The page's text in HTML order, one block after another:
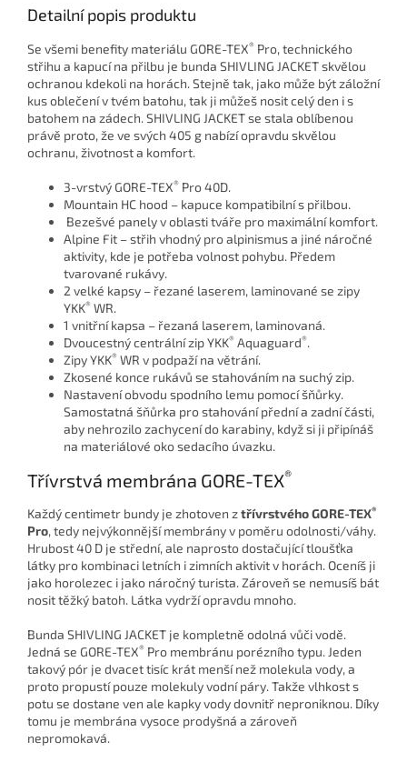
Detailní popis produktu
Se všemi benefity materiálu GORE-TEX® Pro, technického
střihu a kapucí na přilbu je bunda SHIVLING JACKET skvělou
ochranou kdekoli na horách. Stejně tak, jako může být záložní
kus oblečení v tvém batohu, tak ji můžeš nosit celý den i s
batohem na zádech. SHIVLING JACKET se stala oblíbenou
právě proto, že ve svých 405 g nabízí opravdu skvělou
ochranu, životnost a komfort.
3-vrstvý GORE-TEX® Pro 40D.
Mountain HC hood – kapuce kompatibilní s přilbou.
Bezešvé panely v oblasti tváře pro maximální komfort.
Alpine Fit – střih vhodný pro alpinismus a jiné náročné
aktivity, kde je potřeba volnost pohybu. Předem
tvarované rukávy.
2 velké kapsy – řezané laserem, laminované se zipy
YKK® WR.
1 vnitřní kapsa – řezaná laserem, laminovaná.
Dvoucestný centrální zip YKK® Aquaguard®.
Zipy YKK® WR v podpaží na větrání.
Zkosené konce rukávů se stahováním na suchý zip.
Nastavení obvodu spodního lemu pomocí šňůrky.
Samostatná šňůrka pro stahování přední a zadní části,
aby nehrozilo zachycení do karabiny, když si ji připínáš
na materiálové oko sedacího úvazku.
Třívrstvá membrána GORE-TEX®
Každý centimetr bundy je zhotoven ztřívrstvého GORE-TEX®
Pro, tedy nejvýkonnější membrány v poměru odolnosti/váhy.
Hrubost 40 D je střední, ale naprosto dostačující tloušťka
látky pro kombinaci letních i zimních aktivit v horách. Oceníš ji
jako horolezec i jako náročný turista. Zároveň se nemusíš bát
nosit těžký batoh. Látka vydrží opravdu mnoho.
Bunda SHIVLING JACKET je kompletně odolná vůči vodě.
Jedná se GORE-TEX® Pro membránu porézního typu. Jeden
takový pór je dvacet tisíc krát menší než molekula vody, a
proto propustí pouze molekuly vodní páry. Takže vlhkost s
potu se dostane ven ale kapky vody dovnitř neproniknou. Díky
tomu je membrána vysoce prodyšná a zároveň
nepromokavá.